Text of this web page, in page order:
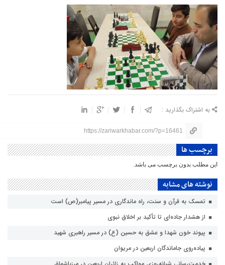
به اشتراک بگذارید :
https://zariwarkhabar.com/?p=16461
برچسب ها
این مطلب بدون برچسب می باشد.
نوشته های مشابه
تمسک به قرآن و سنت، راه ماندگاری در مسیر پیامبر(ص) است
از هشدار جاده‌ای تا تأکید بر اخلاق نبوی
پیوند خون شهدا و عشق به حسین (ع) در مسیر راهبری شهید
پیاده‌روی جاماندگان اربعین در مریوان